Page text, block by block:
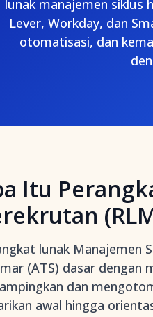
lunak manajemen siklus
Lever, Workday, dan
otomatisasi, dan
Itu
lunak Manajemen
(ATS) dasar dengan
dan
awal hingga